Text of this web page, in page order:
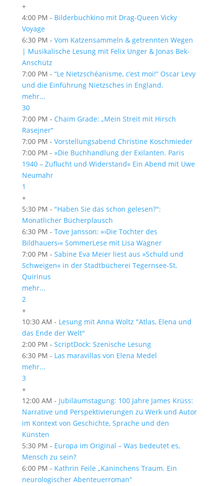
+
4:00 PM - Bilderbuchkino mit Drag-Queen Vicky
Voyage
6:30 PM - Vom Katzensammeln & getrennten Wegen
| Musikalische Lesung mit Felix Unger & Jonas Bek-
Anschütz
7:00 PM - “Le Nietzschéanisme, c’est moi!“ Oscar Levy
und die Einführung Nietzsches in England.
mehr...
30
7:00 PM - Chaim Grade: „Mein Streit mit Hirsch
Rasejner“
7:00 PM - Vorstellungsabend Christine Koschmieder
7:00 PM - »Die Buchhandlung der Exilanten. Paris
1940 – Zuflucht und Widerstand« Ein Abend mit Uwe
Neumahr
1
+
5:30 PM - "Haben Sie das schon gelesen?":
Monatlicher Bücherplausch
6:30 PM - Tove Jansson: »›Die Tochter des
Bildhauers‹« SommerLese mit Lisa Wagner
7:00 PM - Sabine Eva Meier liest aus »Schuld und
Schweigen« in der Stadtbücherei Tegernsee-St.
Quirinus
mehr...
2
+
10:30 AM - Lesung mit Anna Woltz "Atlas, Elena und
das Ende der Welt"
2:00 PM - ScriptDock: Szenische Lesung
6:30 PM - Las maravillas von Elena Medel
mehr...
3
+
12:00 AM - Jubiläumstagung: 100 Jahre James Krüss:
Narrative und Perspektivierungen zu Werk und Autor
im Kontext von Geschichte, Sprache und den
Künsten
5:30 PM - Europa im Original – Was bedeutet es,
Mensch zu sein?
6:00 PM - Kathrin Feile „Kaninchens Traum. Ein
neurologischer Abenteuerroman“